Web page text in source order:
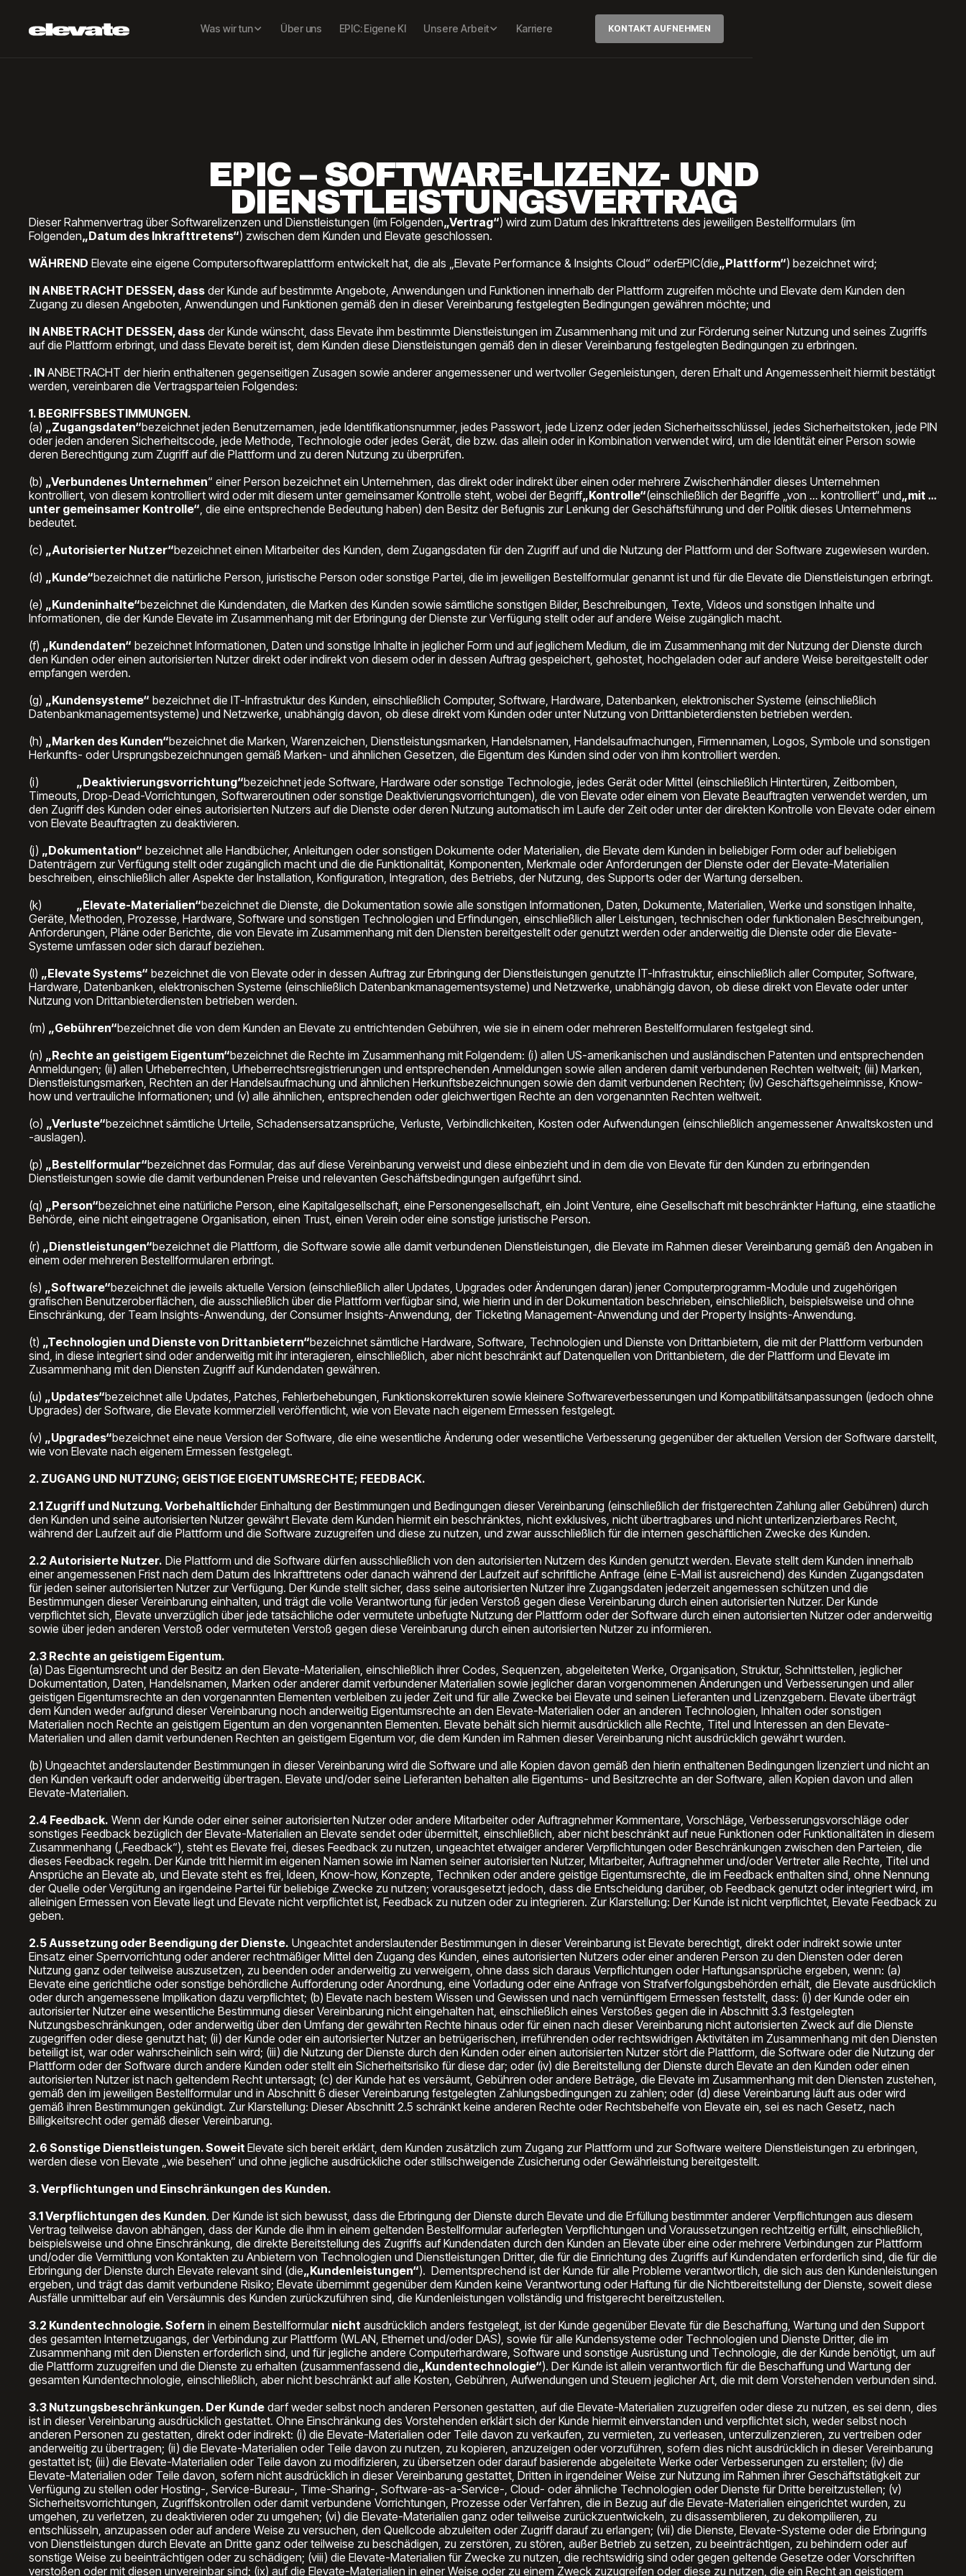
Was wir tun Über uns EPIC: Eigene KI Unsere Arbeit Karriere KONTAKT AUFNEHMEN
EPIC – SOFTWARE-LIZENZ- UND
DIENSTLEISTUNGSVERTRAG
Dieser Rahmenvertrag über Softwarelizenzen und Dienstleistungen (im Folgenden„Vertrag“) wird zum Datum des Inkrafttretens des jeweiligen Bestellformulars (im
Folgenden„Datum des Inkrafttretens“) zwischen dem Kunden und Elevate geschlossen.
WÄHREND Elevate eine eigene Computersoftwareplattform entwickelt hat, die als „Elevate Performance & Insights Cloud“ oderEPIC(die„Plattform“) bezeichnet wird;
IN ANBETRACHT DESSEN, dass der Kunde auf bestimmte Angebote, Anwendungen und Funktionen innerhalb der Plattform zugreifen möchte und Elevate dem Kunden den
Zugang zu diesen Angeboten, Anwendungen und Funktionen gemäß den in dieser Vereinbarung festgelegten Bedingungen gewähren möchte; und
IN ANBETRACHT DESSEN, dass der Kunde wünscht, dass Elevate ihm bestimmte Dienstleistungen im Zusammenhang mit und zur Förderung seiner Nutzung und seines Zugriffs
auf die Plattform erbringt, und dass Elevate bereit ist, dem Kunden diese Dienstleistungen gemäß den in dieser Vereinbarung festgelegten Bedingungen zu erbringen.
. IN ANBETRACHT der hierin enthaltenen gegenseitigen Zusagen sowie anderer angemessener und wertvoller Gegenleistungen, deren Erhalt und Angemessenheit hiermit bestätigt
werden, vereinbaren die Vertragsparteien Folgendes:
1. BEGRIFFSBESTIMMUNGEN.
(a) „Zugangsdaten“bezeichnet jeden Benutzernamen, jede Identifikationsnummer, jedes Passwort, jede Lizenz oder jeden Sicherheitsschlüssel, jedes Sicherheitstoken, jede PIN
oder jeden anderen Sicherheitscode, jede Methode, Technologie oder jedes Gerät, die bzw. das allein oder in Kombination verwendet wird, um die Identität einer Person sowie
deren Berechtigung zum Zugriff auf die Plattform und zu deren Nutzung zu überprüfen.
(b) „Verbundenes Unternehmen“ einer Person bezeichnet ein Unternehmen, das direkt oder indirekt über einen oder mehrere Zwischenhändler dieses Unternehmen
kontrolliert, von diesem kontrolliert wird oder mit diesem unter gemeinsamer Kontrolle steht, wobei der Begriff„Kontrolle“(einschließlich der Begriffe „von … kontrolliert“ und„mit …
unter gemeinsamer Kontrolle“, die eine entsprechende Bedeutung haben) den Besitz der Befugnis zur Lenkung der Geschäftsführung und der Politik dieses Unternehmens
bedeutet.
(c) „Autorisierter Nutzer“bezeichnet einen Mitarbeiter des Kunden, dem Zugangsdaten für den Zugriff auf und die Nutzung der Plattform und der Software zugewiesen wurden.
(d) „Kunde“bezeichnet die natürliche Person, juristische Person oder sonstige Partei, die im jeweiligen Bestellformular genannt ist und für die Elevate die Dienstleistungen erbringt.
(e) „Kundeninhalte“bezeichnet die Kundendaten, die Marken des Kunden sowie sämtliche sonstigen Bilder, Beschreibungen, Texte, Videos und sonstigen Inhalte und
Informationen, die der Kunde Elevate im Zusammenhang mit der Erbringung der Dienste zur Verfügung stellt oder auf andere Weise zugänglich macht.
(f) „Kundendaten“ bezeichnet Informationen, Daten und sonstige Inhalte in jeglicher Form und auf jeglichem Medium, die im Zusammenhang mit der Nutzung der Dienste durch
den Kunden oder einen autorisierten Nutzer direkt oder indirekt von diesem oder in dessen Auftrag gespeichert, gehostet, hochgeladen oder auf andere Weise bereitgestellt oder
empfangen werden.
(g) „Kundensysteme“ bezeichnet die IT-Infrastruktur des Kunden, einschließlich Computer, Software, Hardware, Datenbanken, elektronischer Systeme (einschließlich
Datenbankmanagementsysteme) und Netzwerke, unabhängig davon, ob diese direkt vom Kunden oder unter Nutzung von Drittanbieterdiensten betrieben werden.
(h) „Marken des Kunden“bezeichnet die Marken, Warenzeichen, Dienstleistungsmarken, Handelsnamen, Handelsaufmachungen, Firmennamen, Logos, Symbole und sonstigen
Herkunfts- oder Ursprungsbezeichnungen gemäß Marken- und ähnlichen Gesetzen, die Eigentum des Kunden sind oder von ihm kontrolliert werden.
(i) „Deaktivierungsvorrichtung“bezeichnet jede Software, Hardware oder sonstige Technologie, jedes Gerät oder Mittel (einschließlich Hintertüren, Zeitbomben,
Timeouts, Drop-Dead-Vorrichtungen, Softwareroutinen oder sonstige Deaktivierungsvorrichtungen), die von Elevate oder einem von Elevate Beauftragten verwendet werden, um
den Zugriff des Kunden oder eines autorisierten Nutzers auf die Dienste oder deren Nutzung automatisch im Laufe der Zeit oder unter der direkten Kontrolle von Elevate oder einem
von Elevate Beauftragten zu deaktivieren.
(j) „Dokumentation“ bezeichnet alle Handbücher, Anleitungen oder sonstigen Dokumente oder Materialien, die Elevate dem Kunden in beliebiger Form oder auf beliebigen
Datenträgern zur Verfügung stellt oder zugänglich macht und die die Funktionalität, Komponenten, Merkmale oder Anforderungen der Dienste oder der Elevate-Materialien
beschreiben, einschließlich aller Aspekte der Installation, Konfiguration, Integration, des Betriebs, der Nutzung, des Supports oder der Wartung derselben.
(k) „Elevate-Materialien“bezeichnet die Dienste, die Dokumentation sowie alle sonstigen Informationen, Daten, Dokumente, Materialien, Werke und sonstigen Inhalte,
Geräte, Methoden, Prozesse, Hardware, Software und sonstigen Technologien und Erfindungen, einschließlich aller Leistungen, technischen oder funktionalen Beschreibungen,
Anforderungen, Pläne oder Berichte, die von Elevate im Zusammenhang mit den Diensten bereitgestellt oder genutzt werden oder anderweitig die Dienste oder die Elevate-
Systeme umfassen oder sich darauf beziehen.
(l) „Elevate Systems“ bezeichnet die von Elevate oder in dessen Auftrag zur Erbringung der Dienstleistungen genutzte IT-Infrastruktur, einschließlich aller Computer, Software,
Hardware, Datenbanken, elektronischen Systeme (einschließlich Datenbankmanagementsysteme) und Netzwerke, unabhängig davon, ob diese direkt von Elevate oder unter
Nutzung von Drittanbieterdiensten betrieben werden.
(m) „Gebühren“bezeichnet die von dem Kunden an Elevate zu entrichtenden Gebühren, wie sie in einem oder mehreren Bestellformularen festgelegt sind.
(n) „Rechte an geistigem Eigentum“bezeichnet die Rechte im Zusammenhang mit Folgendem: (i) allen US-amerikanischen und ausländischen Patenten und entsprechenden
Anmeldungen; (ii) allen Urheberrechten, Urheberrechtsregistrierungen und entsprechenden Anmeldungen sowie allen anderen damit verbundenen Rechten weltweit; (iii) Marken,
Dienstleistungsmarken, Rechten an der Handelsaufmachung und ähnlichen Herkunftsbezeichnungen sowie den damit verbundenen Rechten; (iv) Geschäftsgeheimnisse, Know-
how und vertrauliche Informationen; und (v) alle ähnlichen, entsprechenden oder gleichwertigen Rechte an den vorgenannten Rechten weltweit.
(o) „Verluste“bezeichnet sämtliche Urteile, Schadensersatzansprüche, Verluste, Verbindlichkeiten, Kosten oder Aufwendungen (einschließlich angemessener Anwaltskosten und
-auslagen).
(p) „Bestellformular“bezeichnet das Formular, das auf diese Vereinbarung verweist und diese einbezieht und in dem die von Elevate für den Kunden zu erbringenden
Dienstleistungen sowie die damit verbundenen Preise und relevanten Geschäftsbedingungen aufgeführt sind.
(q) „Person“bezeichnet eine natürliche Person, eine Kapitalgesellschaft, eine Personengesellschaft, ein Joint Venture, eine Gesellschaft mit beschränkter Haftung, eine staatliche
Behörde, eine nicht eingetragene Organisation, einen Trust, einen Verein oder eine sonstige juristische Person.
(r) „Dienstleistungen“bezeichnet die Plattform, die Software sowie alle damit verbundenen Dienstleistungen, die Elevate im Rahmen dieser Vereinbarung gemäß den Angaben in
einem oder mehreren Bestellformularen erbringt.
(s) „Software“bezeichnet die jeweils aktuelle Version (einschließlich aller Updates, Upgrades oder Änderungen daran) jener Computerprogramm-Module und zugehörigen
grafischen Benutzeroberflächen, die ausschließlich über die Plattform verfügbar sind, wie hierin und in der Dokumentation beschrieben, einschließlich, beispielsweise und ohne
Einschränkung, der Team Insights-Anwendung, der Consumer Insights-Anwendung, der Ticketing Management-Anwendung und der Property Insights-Anwendung.
(t) „Technologien und Dienste von Drittanbietern“bezeichnet sämtliche Hardware, Software, Technologien und Dienste von Drittanbietern, die mit der Plattform verbunden
sind, in diese integriert sind oder anderweitig mit ihr interagieren, einschließlich, aber nicht beschränkt auf Datenquellen von Drittanbietern, die der Plattform und Elevate im
Zusammenhang mit den Diensten Zugriff auf Kundendaten gewähren.
(u) „Updates“bezeichnet alle Updates, Patches, Fehlerbehebungen, Funktionskorrekturen sowie kleinere Softwareverbesserungen und Kompatibilitätsanpassungen (jedoch ohne
Upgrades) der Software, die Elevate kommerziell veröffentlicht, wie von Elevate nach eigenem Ermessen festgelegt.
(v) „Upgrades“bezeichnet eine neue Version der Software, die eine wesentliche Änderung oder wesentliche Verbesserung gegenüber der aktuellen Version der Software darstellt,
wie von Elevate nach eigenem Ermessen festgelegt.
2. ZUGANG UND NUTZUNG; GEISTIGE EIGENTUMSRECHTE; FEEDBACK.
2.1 Zugriff und Nutzung. Vorbehaltlichder Einhaltung der Bestimmungen und Bedingungen dieser Vereinbarung (einschließlich der fristgerechten Zahlung aller Gebühren) durch
den Kunden und seine autorisierten Nutzer gewährt Elevate dem Kunden hiermit ein beschränktes, nicht exklusives, nicht übertragbares und nicht unterlizenzierbares Recht,
während der Laufzeit auf die Plattform und die Software zuzugreifen und diese zu nutzen, und zwar ausschließlich für die internen geschäftlichen Zwecke des Kunden.
2.2 Autorisierte Nutzer. Die Plattform und die Software dürfen ausschließlich von den autorisierten Nutzern des Kunden genutzt werden. Elevate stellt dem Kunden innerhalb
einer angemessenen Frist nach dem Datum des Inkrafttretens oder danach während der Laufzeit auf schriftliche Anfrage (eine E-Mail ist ausreichend) des Kunden Zugangsdaten
für jeden seiner autorisierten Nutzer zur Verfügung. Der Kunde stellt sicher, dass seine autorisierten Nutzer ihre Zugangsdaten jederzeit angemessen schützen und die
Bestimmungen dieser Vereinbarung einhalten, und trägt die volle Verantwortung für jeden Verstoß gegen diese Vereinbarung durch einen autorisierten Nutzer. Der Kunde
verpflichtet sich, Elevate unverzüglich über jede tatsächliche oder vermutete unbefugte Nutzung der Plattform oder der Software durch einen autorisierten Nutzer oder anderweitig
sowie über jeden anderen Verstoß oder vermuteten Verstoß gegen diese Vereinbarung durch einen autorisierten Nutzer zu informieren.
2.3 Rechte an geistigem Eigentum.
(a) Das Eigentumsrecht und der Besitz an den Elevate-Materialien, einschließlich ihrer Codes, Sequenzen, abgeleiteten Werke, Organisation, Struktur, Schnittstellen, jeglicher
Dokumentation, Daten, Handelsnamen, Marken oder anderer damit verbundener Materialien sowie jeglicher daran vorgenommenen Änderungen und Verbesserungen und aller
geistigen Eigentumsrechte an den vorgenannten Elementen verbleiben zu jeder Zeit und für alle Zwecke bei Elevate und seinen Lieferanten und Lizenzgebern. Elevate überträgt
dem Kunden weder aufgrund dieser Vereinbarung noch anderweitig Eigentumsrechte an den Elevate-Materialien oder an anderen Technologien, Inhalten oder sonstigen
Materialien noch Rechte an geistigem Eigentum an den vorgenannten Elementen. Elevate behält sich hiermit ausdrücklich alle Rechte, Titel und Interessen an den Elevate-
Materialien und allen damit verbundenen Rechten an geistigem Eigentum vor, die dem Kunden im Rahmen dieser Vereinbarung nicht ausdrücklich gewährt wurden.
(b) Ungeachtet anderslautender Bestimmungen in dieser Vereinbarung wird die Software und alle Kopien davon gemäß den hierin enthaltenen Bedingungen lizenziert und nicht an
den Kunden verkauft oder anderweitig übertragen. Elevate und/oder seine Lieferanten behalten alle Eigentums- und Besitzrechte an der Software, allen Kopien davon und allen
Elevate-Materialien.
2.4 Feedback. Wenn der Kunde oder einer seiner autorisierten Nutzer oder andere Mitarbeiter oder Auftragnehmer Kommentare, Vorschläge, Verbesserungsvorschläge oder
sonstiges Feedback bezüglich der Elevate-Materialien an Elevate sendet oder übermittelt, einschließlich, aber nicht beschränkt auf neue Funktionen oder Funktionalitäten in diesem
Zusammenhang („Feedback“), steht es Elevate frei, dieses Feedback zu nutzen, ungeachtet etwaiger anderer Verpflichtungen oder Beschränkungen zwischen den Parteien, die
dieses Feedback regeln. Der Kunde tritt hiermit im eigenen Namen sowie im Namen seiner autorisierten Nutzer, Mitarbeiter, Auftragnehmer und/oder Vertreter alle Rechte, Titel und
Ansprüche an Elevate ab, und Elevate steht es frei, Ideen, Know-how, Konzepte, Techniken oder andere geistige Eigentumsrechte, die im Feedback enthalten sind, ohne Nennung
der Quelle oder Vergütung an irgendeine Partei für beliebige Zwecke zu nutzen; vorausgesetzt jedoch, dass die Entscheidung darüber, ob Feedback genutzt oder integriert wird, im
alleinigen Ermessen von Elevate liegt und Elevate nicht verpflichtet ist, Feedback zu nutzen oder zu integrieren. Zur Klarstellung: Der Kunde ist nicht verpflichtet, Elevate Feedback zu
geben.
2.5 Aussetzung oder Beendigung der Dienste. Ungeachtet anderslautender Bestimmungen in dieser Vereinbarung ist Elevate berechtigt, direkt oder indirekt sowie unter
Einsatz einer Sperrvorrichtung oder anderer rechtmäßiger Mittel den Zugang des Kunden, eines autorisierten Nutzers oder einer anderen Person zu den Diensten oder deren
Nutzung ganz oder teilweise auszusetzen, zu beenden oder anderweitig zu verweigern, ohne dass sich daraus Verpflichtungen oder Haftungsansprüche ergeben, wenn: (a)
Elevate eine gerichtliche oder sonstige behördliche Aufforderung oder Anordnung, eine Vorladung oder eine Anfrage von Strafverfolgungsbehörden erhält, die Elevate ausdrücklich
oder durch angemessene Implikation dazu verpflichtet; (b) Elevate nach bestem Wissen und Gewissen und nach vernünftigem Ermessen feststellt, dass: (i) der Kunde oder ein
autorisierter Nutzer eine wesentliche Bestimmung dieser Vereinbarung nicht eingehalten hat, einschließlich eines Verstoßes gegen die in Abschnitt 3.3 festgelegten
Nutzungsbeschränkungen, oder anderweitig über den Umfang der gewährten Rechte hinaus oder für einen nach dieser Vereinbarung nicht autorisierten Zweck auf die Dienste
zugegriffen oder diese genutzt hat; (ii) der Kunde oder ein autorisierter Nutzer an betrügerischen, irreführenden oder rechtswidrigen Aktivitäten im Zusammenhang mit den Diensten
beteiligt ist, war oder wahrscheinlich sein wird; (iii) die Nutzung der Dienste durch den Kunden oder einen autorisierten Nutzer stört die Plattform, die Software oder die Nutzung der
Plattform oder der Software durch andere Kunden oder stellt ein Sicherheitsrisiko für diese dar; oder (iv) die Bereitstellung der Dienste durch Elevate an den Kunden oder einen
autorisierten Nutzer ist nach geltendem Recht untersagt; (c) der Kunde hat es versäumt, Gebühren oder andere Beträge, die Elevate im Zusammenhang mit den Diensten zustehen,
gemäß den im jeweiligen Bestellformular und in Abschnitt 6 dieser Vereinbarung festgelegten Zahlungsbedingungen zu zahlen; oder (d) diese Vereinbarung läuft aus oder wird
gemäß ihren Bestimmungen gekündigt. Zur Klarstellung: Dieser Abschnitt 2.5 schränkt keine anderen Rechte oder Rechtsbehelfe von Elevate ein, sei es nach Gesetz, nach
Billigkeitsrecht oder gemäß dieser Vereinbarung.
2.6 Sonstige Dienstleistungen. Soweit Elevate sich bereit erklärt, dem Kunden zusätzlich zum Zugang zur Plattform und zur Software weitere Dienstleistungen zu erbringen,
werden diese von Elevate „wie besehen“ und ohne jegliche ausdrückliche oder stillschweigende Zusicherung oder Gewährleistung bereitgestellt.
3. Verpflichtungen und Einschränkungen des Kunden.
3.1 Verpflichtungen des Kunden. Der Kunde ist sich bewusst, dass die Erbringung der Dienste durch Elevate und die Erfüllung bestimmter anderer Verpflichtungen aus diesem
Vertrag teilweise davon abhängen, dass der Kunde die ihm in einem geltenden Bestellformular auferlegten Verpflichtungen und Voraussetzungen rechtzeitig erfüllt, einschließlich,
beispielsweise und ohne Einschränkung, die direkte Bereitstellung des Zugriffs auf Kundendaten durch den Kunden an Elevate über eine oder mehrere Verbindungen zur Plattform
und/oder die Vermittlung von Kontakten zu Anbietern von Technologien und Dienstleistungen Dritter, die für die Einrichtung des Zugriffs auf Kundendaten erforderlich sind, die für die
Erbringung der Dienste durch Elevate relevant sind (die„Kundenleistungen“). Dementsprechend ist der Kunde für alle Probleme verantwortlich, die sich aus den Kundenleistungen
ergeben, und trägt das damit verbundene Risiko; Elevate übernimmt gegenüber dem Kunden keine Verantwortung oder Haftung für die Nichtbereitstellung der Dienste, soweit diese
Ausfälle unmittelbar auf ein Versäumnis des Kunden zurückzuführen sind, die Kundenleistungen vollständig und fristgerecht bereitzustellen.
3.2 Kundentechnologie. Sofern in einem Bestellformular nicht ausdrücklich anders festgelegt, ist der Kunde gegenüber Elevate für die Beschaffung, Wartung und den Support
des gesamten Internetzugangs, der Verbindung zur Plattform (WLAN, Ethernet und/oder DAS), sowie für alle Kundensysteme oder Technologien und Dienste Dritter, die im
Zusammenhang mit den Diensten erforderlich sind, und für jegliche andere Computerhardware, Software und sonstige Ausrüstung und Technologie, die der Kunde benötigt, um auf
die Plattform zuzugreifen und die Dienste zu erhalten (zusammenfassend die„Kundentechnologie“). Der Kunde ist allein verantwortlich für die Beschaffung und Wartung der
gesamten Kundentechnologie, einschließlich, aber nicht beschränkt auf alle Kosten, Gebühren, Aufwendungen und Steuern jeglicher Art, die mit dem Vorstehenden verbunden sind.
3.3 Nutzungsbeschränkungen. Der Kunde darf weder selbst noch anderen Personen gestatten, auf die Elevate-Materialien zuzugreifen oder diese zu nutzen, es sei denn, dies
ist in dieser Vereinbarung ausdrücklich gestattet. Ohne Einschränkung des Vorstehenden erklärt sich der Kunde hiermit einverstanden und verpflichtet sich, weder selbst noch
anderen Personen zu gestatten, direkt oder indirekt: (i) die Elevate-Materialien oder Teile davon zu verkaufen, zu vermieten, zu verleasen, unterzulizenzieren, zu vertreiben oder
anderweitig zu übertragen; (ii) die Elevate-Materialien oder Teile davon zu nutzen, zu kopieren, anzuzeigen oder vorzuführen, sofern dies nicht ausdrücklich in dieser Vereinbarung
gestattet ist; (iii) die Elevate-Materialien oder Teile davon zu modifizieren, zu übersetzen oder darauf basierende abgeleitete Werke oder Verbesserungen zu erstellen; (iv) die
Elevate-Materialien oder Teile davon, sofern nicht ausdrücklich in dieser Vereinbarung gestattet, Dritten in irgendeiner Weise zur Nutzung im Rahmen ihrer Geschäftstätigkeit zur
Verfügung zu stellen oder Hosting-, Service-Bureau-, Time-Sharing-, Software-as-a-Service-, Cloud- oder ähnliche Technologien oder Dienste für Dritte bereitzustellen; (v)
Sicherheitsvorrichtungen, Zugriffskontrollen oder damit verbundene Vorrichtungen, Prozesse oder Verfahren, die in Bezug auf die Elevate-Materialien eingerichtet wurden, zu
umgehen, zu verletzen, zu deaktivieren oder zu umgehen; (vi) die Elevate-Materialien ganz oder teilweise zurückzuentwickeln, zu disassemblieren, zu dekompilieren, zu
entschlüsseln, anzupassen oder auf andere Weise zu versuchen, den Quellcode abzuleiten oder Zugriff darauf zu erlangen; (vii) die Dienste, Elevate-Systeme oder die Erbringung
von Dienstleistungen durch Elevate an Dritte ganz oder teilweise zu beschädigen, zu zerstören, zu stören, außer Betrieb zu setzen, zu beeinträchtigen, zu behindern oder auf
sonstige Weise zu beeinträchtigen oder zu schädigen; (viii) die Elevate-Materialien für Zwecke zu nutzen, die rechtswidrig sind oder gegen geltende Gesetze oder Vorschriften
verstoßen oder mit diesen unvereinbar sind; (ix) auf die Elevate-Materialien in einer Weise oder zu einem Zweck zuzugreifen oder diese zu nutzen, die ein Recht an geistigem